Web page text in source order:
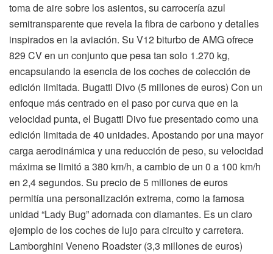
toma de aire sobre los asientos, su carrocería azul
semitransparente que revela la fibra de carbono y detalles
inspirados en la aviación. Su V12 biturbo de AMG ofrece
829 CV en un conjunto que pesa tan solo 1.270 kg,
encapsulando la esencia de los coches de colección de
edición limitada. Bugatti Divo (5 millones de euros) Con un
enfoque más centrado en el paso por curva que en la
velocidad punta, el Bugatti Divo fue presentado como una
edición limitada de 40 unidades. Apostando por una mayor
carga aerodinámica y una reducción de peso, su velocidad
máxima se limitó a 380 km/h, a cambio de un 0 a 100 km/h
en 2,4 segundos. Su precio de 5 millones de euros
permitía una personalización extrema, como la famosa
unidad “Lady Bug” adornada con diamantes. Es un claro
ejemplo de los coches de lujo para circuito y carretera.
Lamborghini Veneno Roadster (3,3 millones de euros)